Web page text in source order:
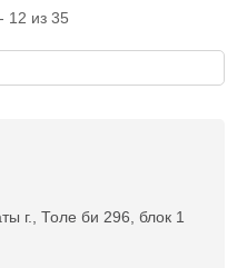
12 из 35
г., Толе би 296, блок 1